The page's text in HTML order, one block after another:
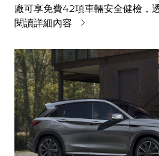
廠可享免費42項車輛安全健檢，
APP預約定期保養服務，即贈車
感風格提袋。INFINITI提供全方
主安心享受夏日旅程。
閱讀詳細內容